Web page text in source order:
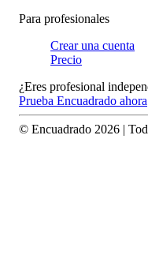
Para profesionales
Crear una cuenta
Precio
¿Eres profesional
Prueba Encuadrado ahora
© Encuadrado 2026 |